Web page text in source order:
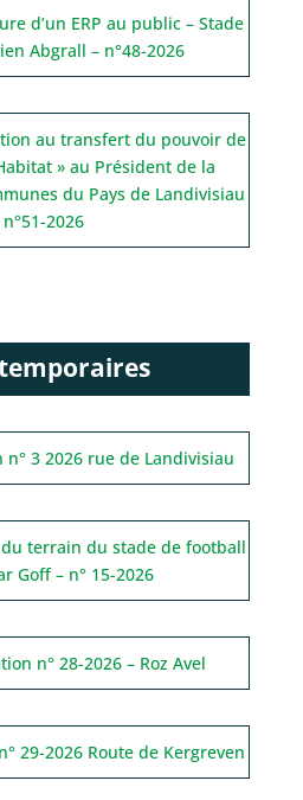
d’un ERP au public – Stade
Abgrall – n°48-2026
au transfert du pouvoir de
» au Président de la
du Pays de Landivisiau
n°51-2026
3 2026 rue de Landivisiau
terrain du stade de football
Goff – n° 15-2026
n° 28-2026 – Roz Avel
29-2026 Route de Kergreven